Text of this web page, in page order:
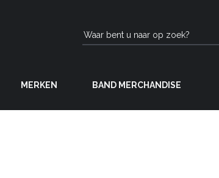
MERKEN BAND MERCHANDISE